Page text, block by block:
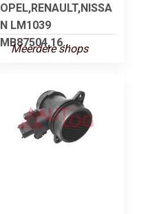
OPEL,RENAULT,NISSA
N LM1039
MB87504,16...
Meerdere shops